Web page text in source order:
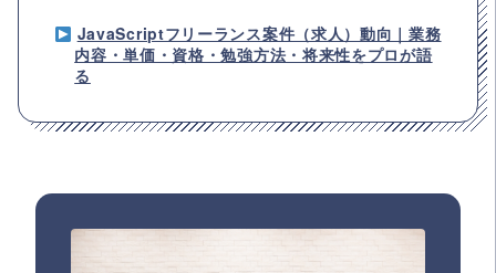
JavaScriptフリーランス案件（求人）動向｜業務
内容・単価・資格・勉強方法・将来性をプロが語
る